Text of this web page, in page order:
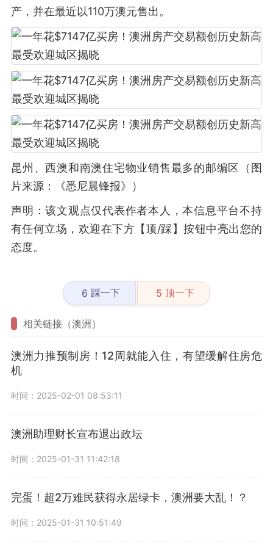
产，并在最近以110万澳元售出。
昆州、西澳和南澳住宅物业销售最多的邮编区（图
片来源：《悉尼晨锋报》）
声明：该文观点仅代表作者本人，本信息平台不持
有任何立场，欢迎在下方【顶/踩】按钮中亮出您的
态度。
6 踩一下 5 顶一下
相关链接（澳洲）
澳洲力推预制房！12周就能入住，有望缓解住房危
机
时间：2025-02-01 08:53:11
澳洲助理财长宣布退出政坛
时间：2025-01-31 11:42:18
完蛋！超2万难民获得永居绿卡，澳洲要大乱！？
时间：2025-01-31 10:51:49